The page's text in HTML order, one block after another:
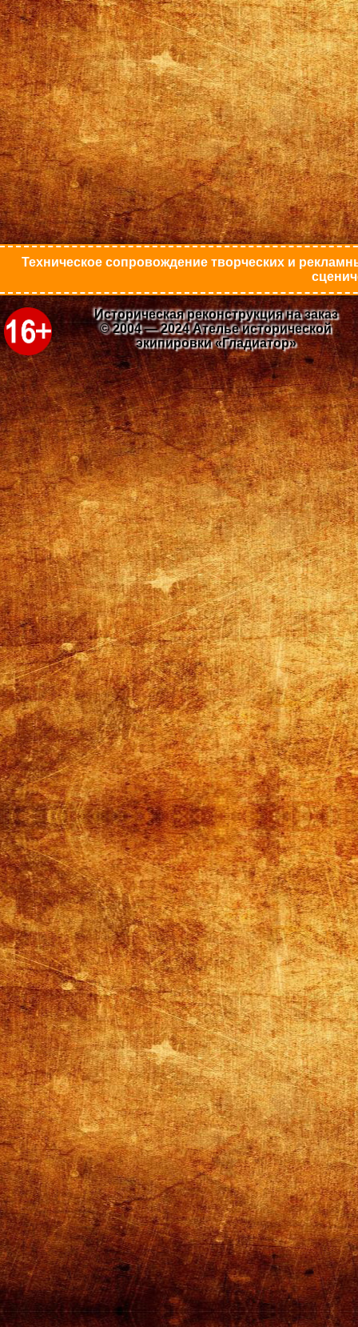
Техническое сопровождение творческих и
Историческая реконструкция на заказ
© 2004 — 2024 Ателье исторической
экипировки «Гладиатор»